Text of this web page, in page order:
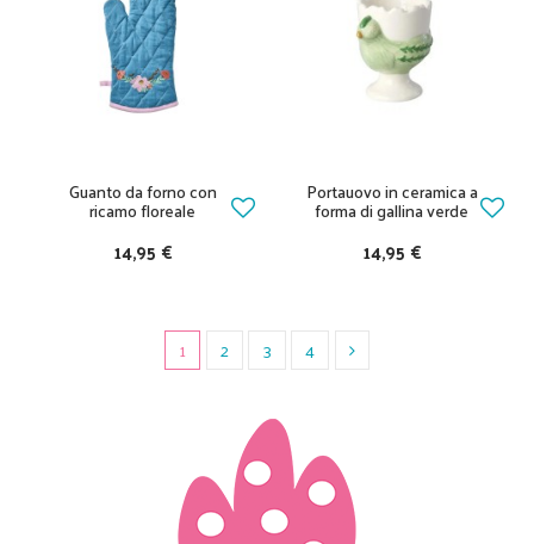
Guanto da forno con
ricamo floreale
14,95 €
Portauovo in ceramica a
forma di gallina verde
14,95 €
1 2 3 4